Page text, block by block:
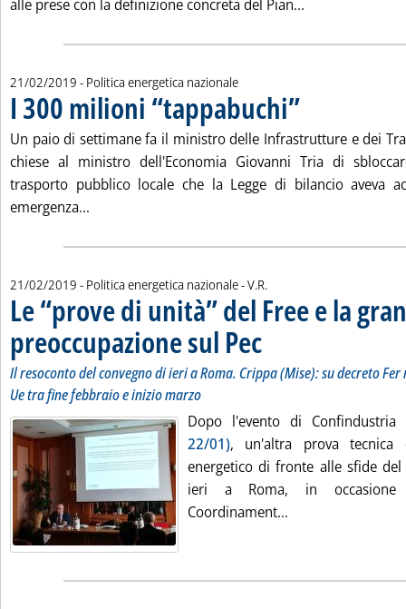
alle prese con la definizione concreta del Pian...
21/02/2019 - Politica energetica nazionale
I 300 milioni “tappabuchi”. Pubblicata giovedì 21
Un paio di settimane fa il ministro delle Infrastrutture e dei
chiese al ministro dell'Economia Giovanni Tria di
trasporto pubblico locale che la Legge di bilancio aveva
emergenza...
21/02/2019 - Politica energetica nazionale -di:
V.R.
Le “prove di unità” del Free e la
preoccupazione sul Pec . Sottotitolo: Il resoconto del
. Pubblicata giovedì 21 febbraio
Il resoconto del convegno di ieri a Roma. Crippa (Mise): su decreto
Ue tra fine febbraio e inizio marzo
Dopo l'evento di
22/01), un'altra prova
energetico di fronte alle sfide
ieri a Roma, in occasione
Coordinament...